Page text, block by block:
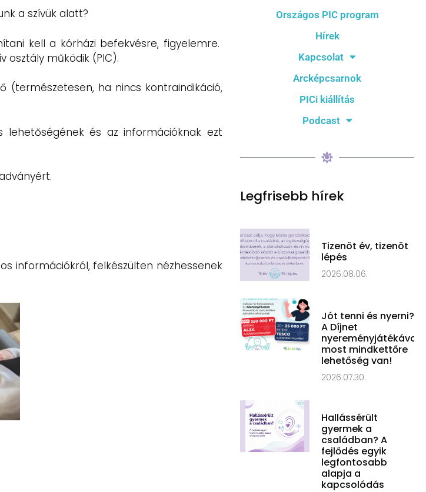
a szívük alatt?
kell a kórházi befekvésre, figyelemre.
osztály működik (PIC).
ha nincs kontraindikáció,
és az információknak ezt
információkról, felkészülten nézhessenek
Országos PIC program
Hírek
Kapcsolat
Arcképcsarnok
PICi kiállítás
Podcast
Legfrisebb hírek
Tizenöt év, tizenöt
lépés
2026.08.06.
Jót tenni és nyerni?
A Díjnet
nyereményjátékával
most mindkettőre
lehetőség van!
2026.07.30.
Hallássérült
gyermek a
családban? A
fejlődés egyik
legfontosabb
alapja a
kapcsolódás